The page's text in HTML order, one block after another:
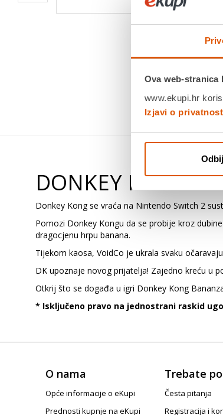
Ova web-stranica
www.ekupi.hr
Izjavi o
DONKEY KONG
Donkey Kong se vraća na Nintendo Switch 2
Pomozi Donkey Kongu da se probije kroz
dragocjenu hrpu banana.
Tijekom kaosa, VoidCo je ukrala svaku
DK upoznaje novog prijatelja! Zajedno kreću u
Otkrij što se događa u igri Donkey Kong
* Isključeno pravo na jednostrani raskid
O nama
Opće informacije o eKupi
Prednosti kupnje na eKupi
Trebate
Česta pitanja
Registracija i